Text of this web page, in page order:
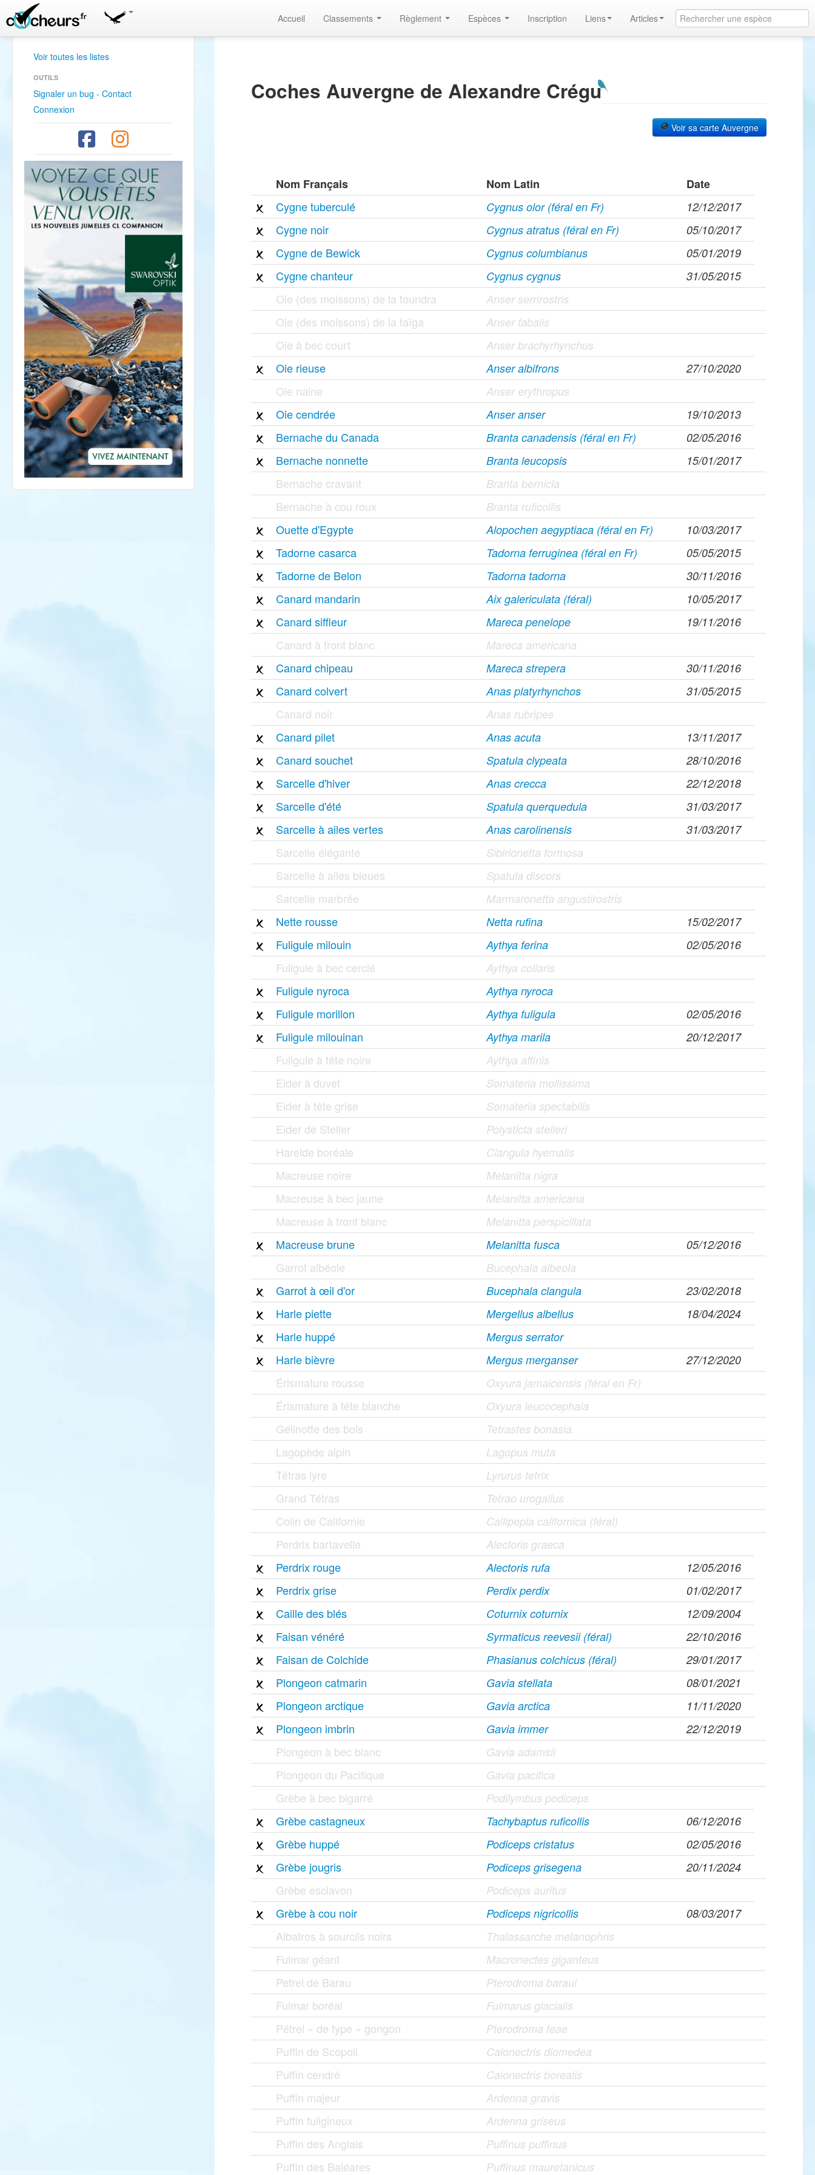
Accueil Classements Règlement Espèces Inscription Liens Articles
Voir toutes les listes
OUTILS
Signaler un bug - Contact
Connexion
Coches Auvergne de Alexandre Crégu
Voir sa carte Auvergne
Nom Français Nom Latin
Date
Cygne tuberculé
Cygnus olor (féral en Fr) 12/12/2017
Cygne noir Cygnus atratus (féral en Fr) 05/10/2017
Cygne de Bewick Cygnus columbianus 05/01/2019
Cygne chanteur Cygnus cygnus 31/05/2015
Oie (des moissons) de la toundra Anser serrirostris
Oie (des moissons) de la taïga Anser fabalis
Oie à bec court Anser brachyrhynchus
Oie rieuse Anser albifrons 27/10/2020
Oie naine Anser erythropus
Oie cendrée Anser anser 19/10/2013
Bernache du Canada Branta canadensis (féral en Fr) 02/05/2016
Bernache nonnette Branta leucopsis 15/01/2017
Bernache cravant Branta bernicla
Bernache à cou roux Branta ruficollis
Ouette d'Egypte Alopochen aegyptiaca (féral en Fr) 10/03/2017
Tadorne casarca Tadorna ferruginea (féral en Fr) 05/05/2015
Tadorne de Belon Tadorna tadorna 30/11/2016
Canard mandarin Aix galericulata (féral) 10/05/2017
Canard siffleur Mareca penelope 19/11/2016
Canard à front blanc Mareca americana
Canard chipeau Mareca strepera 30/11/2016
Canard colvert Anas platyrhynchos 31/05/2015
Canard noir Anas rubripes
Canard pilet Anas acuta 13/11/2017
Canard souchet Spatula clypeata 28/10/2016
Sarcelle d'hiver Anas crecca 22/12/2018
Sarcelle d'été Spatula querquedula 31/03/2017
Sarcelle à ailes vertes Anas carolinensis 31/03/2017
Sarcelle élégante Sibirionetta formosa
Sarcelle à ailes bleues Spatula discors
Sarcelle marbrée Marmaronetta angustirostris
Nette rousse Netta rufina 15/02/2017
Fuligule milouin Aythya ferina 02/05/2016
Fuligule à bec cerclé Aythya collaris
Fuligule nyroca Aythya nyroca
Fuligule morillon Aythya fuligula 02/05/2016
Fuligule milouinan Aythya marila 20/12/2017
Fuligule à tête noire Aythya affinis
Eider à duvet Somateria mollissima
Eider à tête grise Somateria spectabilis
Eider de Steller Polysticta stelleri
Harelde boréale Clangula hyemalis
Macreuse noire Melanitta nigra
Macreuse à bec jaune Melanitta americana
Macreuse à front blanc Melanitta perspicillata
Macreuse brune Melanitta fusca 05/12/2016
Garrot albéole Bucephala albeola
Garrot à œil d'or Bucephala clangula 23/02/2018
Harle piette Mergellus albellus 18/04/2024
Harle huppé Mergus serrator
Harle bièvre Mergus merganser 27/12/2020
Érismature rousse Oxyura jamaicensis (féral en Fr)
Érismature à tête blanche Oxyura leucocephala
Gélinotte des bois Tetrastes bonasia
Lagopède alpin Lagopus muta
Tétras lyre Lyrurus tetrix
Grand Tétras Tetrao urogallus
Colin de Californie Callipepla californica (féral)
Perdrix bartavelle Alectoris graeca
Perdrix rouge Alectoris rufa 12/05/2016
Perdrix grise Perdix perdix 01/02/2017
Caille des blés Coturnix coturnix 12/09/2004
Faisan vénéré Syrmaticus reevesii (féral) 22/10/2016
Faisan de Colchide Phasianus colchicus (féral) 29/01/2017
Plongeon catmarin Gavia stellata 08/01/2021
Plongeon arctique Gavia arctica 11/11/2020
Plongeon imbrin Gavia immer 22/12/2019
Plongeon à bec blanc Gavia adamsii
Plongeon du Pacifique Gavia pacifica
Grèbe à bec bigarré Podilymbus podiceps
Grèbe castagneux Tachybaptus ruficollis 06/12/2016
Grèbe huppé Podiceps cristatus 02/05/2016
Grèbe jougris Podiceps grisegena 20/11/2024
Grèbe esclavon Podiceps auritus
Grèbe à cou noir Podiceps nigricollis 08/03/2017
Albatros à sourcils noirs Thalassarche melanophris
Fulmar géant Macronectes giganteus
Petrel de Barau Pterodroma baraui
Fulmar boréal Fulmarus glacialis
Pétrel « de type » gongon Pterodroma feae
Puffin de Scopoli Calonectris diomedea
Puffin cendré Calonectris borealis
Puffin majeur Ardenna gravis
Puffin fuligineux Ardenna griseus
Puffin des Anglais Puffinus puffinus
Puffin des Baléares Puffinus mauretanicus